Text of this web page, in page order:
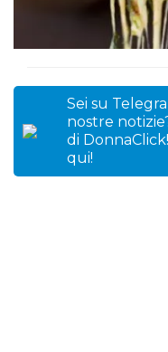
Sei su
nostre
di
qui!